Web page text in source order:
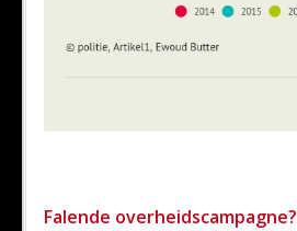
Falende overheidscampagne?